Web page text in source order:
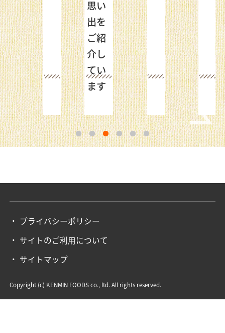
思い
出を
ご紹
介し
てい
ます
1 2 3 4 5 6
プライバシーポリシー
サイトのご利用について
サイトマップ
Copyright (c) KENMIN FOODS co., ltd. All rights reserved.